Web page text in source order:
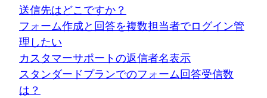
送信先はどこですか？
フォーム作成と回答を複数担当者でログイン管
理したい
カスタマーサポートの返信者名表示
スタンダードプランでのフォーム回答受信数
は？